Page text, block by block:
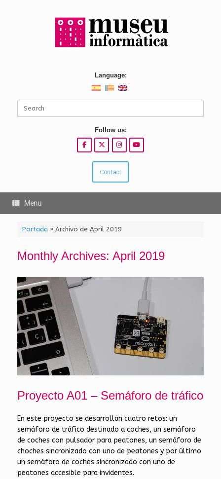
Language:
Follow us:
Contact
Menu
Portada» Archivo de April 2019
Monthly Archives: April 2019
Proyecto A01 – Semáforo de tráfico
En este proyecto se desarrollan cuatro retos: un
semáforo de tráfico destinado a coches, un semáforo
de coches con pulsador para peatones, un semáforo de
choches sincronizado con uno de peatones y por último
un semáforo de coches sincronizado con uno de
peatones accesible para invidentes.